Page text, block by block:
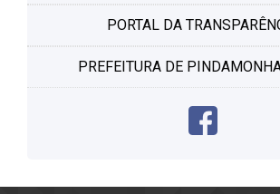
PORTAL DA
PREFEITURA DE